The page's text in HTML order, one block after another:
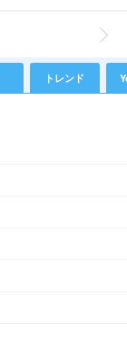
トレンド